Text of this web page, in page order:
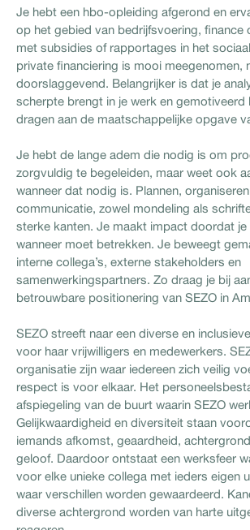
Je hebt een hbo-opleiding afgerond en
op het gebied van bedrijfsvoering, finance
met subsidies of rapportages in het
private financiering is mooi meegenomen,
doorslaggevend. Belangrijker is dat je
scherpte brengt in je werk en gemotiveerd
dragen aan de maatschappelijke opgave
Je hebt de lange adem die nodig is om
zorgvuldig te begeleiden, maar weet ook
wanneer dat nodig is. Plannen,
communicatie, zowel mondeling als
sterke kanten. Je maakt impact doordat je
wanneer moet betrekken. Je beweegt
interne collega’s, externe stakeholders en
samenwerkingspartners. Zo draag je bij
betrouwbare positionering van SEZO in
SEZO streeft naar een diverse en
voor haar vrijwilligers en medewerkers.
organisatie zijn waar iedereen zich veilig
respect is voor elkaar. Het
afspiegeling van de buurt waarin SEZO
Gelijkwaardigheid en diversiteit staan
iemands afkomst, geaardheid,
geloof. Daardoor ontstaat een werksfeer
voor elke unieke collega met ieders eigen
waar verschillen worden gewaardeerd.
diverse achtergrond worden van harte